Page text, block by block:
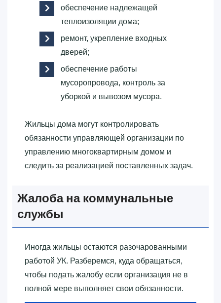
обеспечение надлежащей
теплоизоляции дома;
ремонт, укрепление входных
дверей;
обеспечение работы
мусоропровода, контроль за
уборкой и вывозом мусора.
Жильцы дома могут контролировать
обязанности управляющей организации по
управлению многоквартирным домом и
следить за реализацией поставленных задач.
Жалоба на коммунальные
службы
Иногда жильцы остаются разочарованными
работой УК. Разберемся, куда обращаться,
чтобы подать жалобу если организация не в
полной мере выполняет свои обязанности.